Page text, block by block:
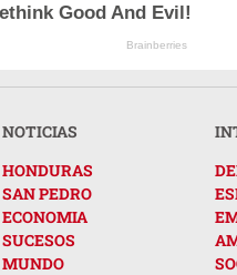
Good And Evil!
Brainberries
NOTICIAS
HONDURAS
SAN PEDRO
ECONOMIA
SUCESOS
MUNDO